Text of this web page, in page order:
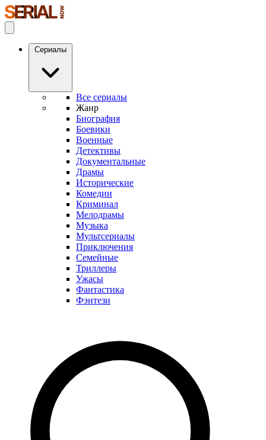
Сериалы
Все сериалы
Жанр
Биография
Боевики
Военные
Детективы
Документальные
Драмы
Исторические
Комедии
Криминал
Мелодрамы
Музыка
Мультсериалы
Приключения
Семейные
Триллеры
Ужасы
Фантастика
Фэнтези